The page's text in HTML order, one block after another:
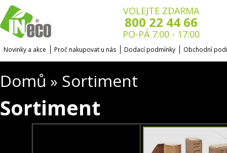
VOLEJTE ZDARMA
800 22 44 66
PO-PÁ 7:00 - 17:00
Novinky a akce Proč nakupovat u nás Dodací podmínky Obchodní
Domů » Sortiment
Sortiment